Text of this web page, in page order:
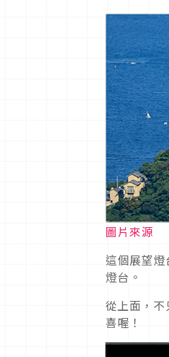
圖片來源
這個展望
燈台。
從上面，
喜喔！